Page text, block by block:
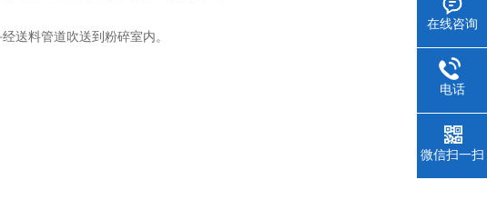
料管道吹送到粉碎室内。
在线咨询
电话
微信扫一扫